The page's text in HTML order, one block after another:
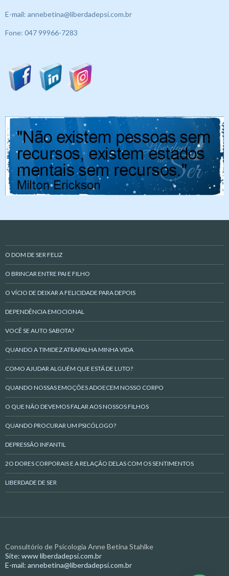
E-mail: annebetina@liberdadepsi.com.br
Fone: 047 99966-7283
O DOM DE SER FELIZ
O BRINCAR ENTRE PAI E FILHO
O VÍCIO DE DEIXAR A FELICIDADE PARA DEPOIS
DEPENDÊNCIA EMOCIONAL
VOCÊ SE AUTO SABOTA?
QUANDO A TIMIDEZ ATRAPALHA MINHA VIDA
COMO AJUDAR ALGUÉM QUE ESTÁ DE LUTO?
QUANDO NOSSAS EMOÇÕES ADOECEM NOSSO CORPO
O QUE NÃO DEVEMOS FALAR AOS NOSSOS FILHOS
QUANDO PROCURAR UM PSICÓLOGO?
DEPRESSÃO INFANTIL
2O DORES CORPORAIS E A RELAÇÃO DELAS COM OS SENTIMENTOS
LIBERDADE DE SER
Consultório de Psicologia Anne Betina Stahlke
Site: www liberdadepsi.com.br
E-mail: annebetina@liberdadepsi.com.br